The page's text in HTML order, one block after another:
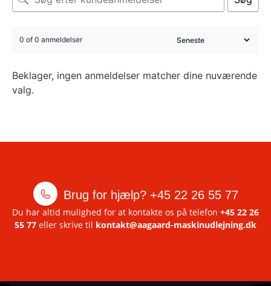
0 of 0 anmeldelser
Beklager, ingen anmeldelser matcher dine nuværende
valg.
Brug for hjælp? +45 22 26 55 77
Du har altid mulighed for at kontakte os på telefon +45 22 26
55 77 eller skrive til kontakt@aagaard-maskinudlejning.dk